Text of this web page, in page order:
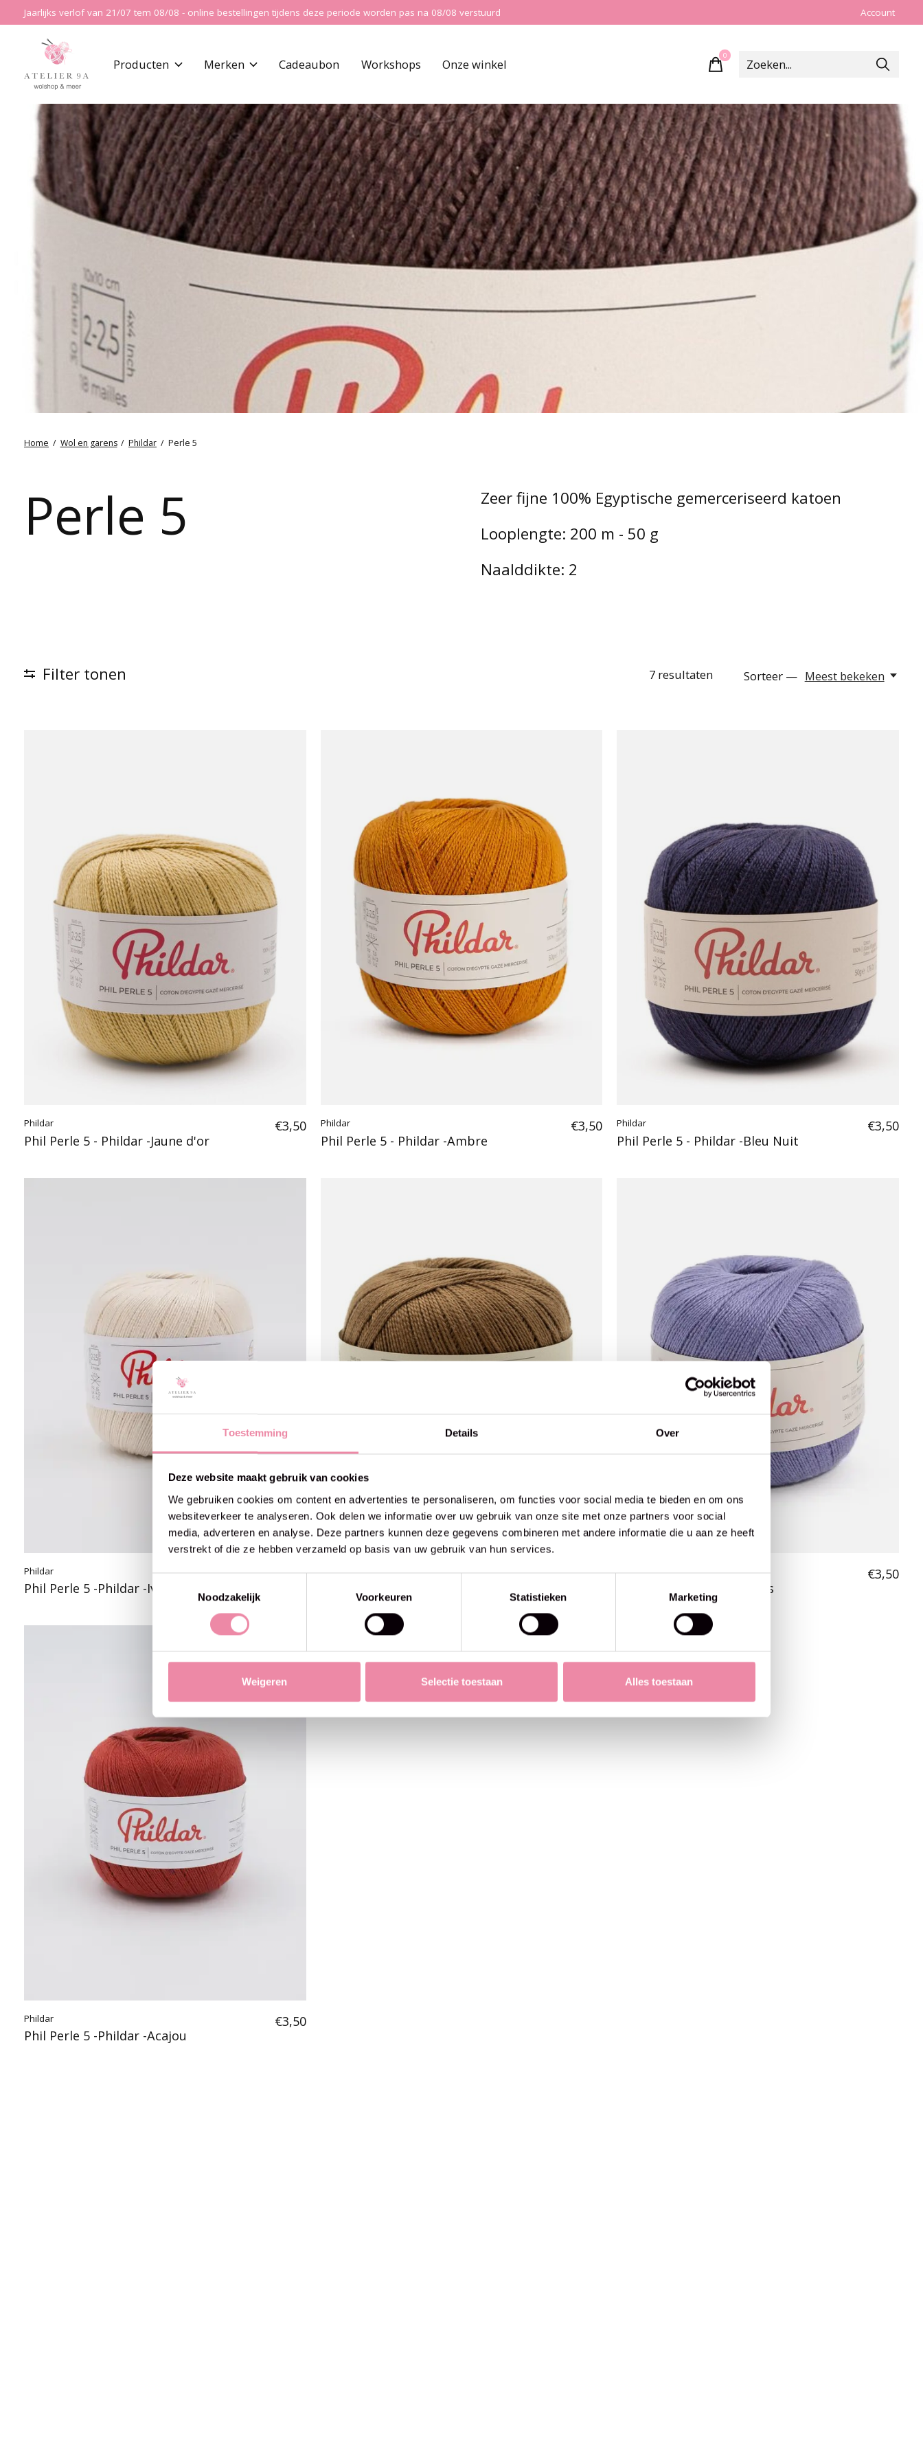
Toestemming Details Over
Deze website maakt gebruik van cookies
We gebruiken cookies om content en advertenties te personaliseren, om functies voor social media te bieden en om ons
websiteverkeer te analyseren. Ook delen we informatie over uw gebruik van onze site met onze partners voor social
media, adverteren en analyse. Deze partners kunnen deze gegevens combineren met andere informatie die u aan ze heeft
verstrekt of die ze hebben verzameld op basis van uw gebruik van hun services.
Noodzakelijk
Voorkeuren Statistieken Marketing
Weigeren Selectie toestaan Alles toestaan
Jaarlijks verlof van 21/07 tem 08/08 - online bestellingen tijdens deze periode worden pas na 08/08 verstuurd Account
Producten Merken Cadeaubon Workshops Onze winkel
0items
Home / Wol en garens / Phildar / Perle 5
Perle 5
Zeer fijne 100% Egyptische gemerceriseerd katoen
Looplengte: 200 m - 50 g
Naalddikte: 2
Filter tonen 7resultaten Sorteer — Meest bekeken
Phildar
Phil Perle 5 - Phildar -Jaune d'or
€3,50 Phildar
Phil Perle 5 - Phildar -Ambre
€3,50 Phildar
Phil Perle 5 - Phildar -Bleu Nuit
€3,50
Phildar
Phil Perle 5 -Phildar -Ivoire
€3,50 Phildar €3,50 Phildar
Phil Perle 5 - Phildar -Jeans
€3,50
Phildar
Phil Perle 5 -Phildar -Acajou
€3,50